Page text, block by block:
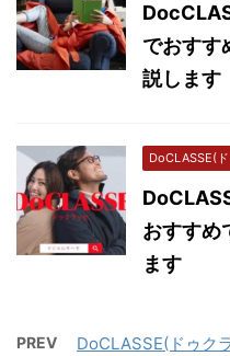
でおすす
説します
DoCLASSE(
おすすめ
ます
PREV
DoCLASSE(ドゥク